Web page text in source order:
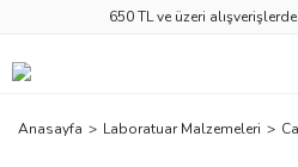
650 TL ve üzeri alışverişlerde
Anasayfa Laboratuar Malzemeleri